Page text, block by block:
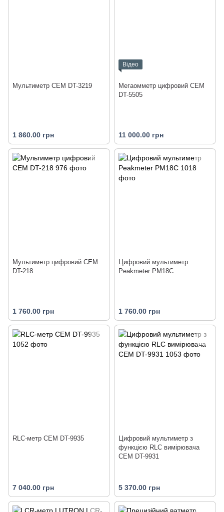
Мультиметр CEM DT-3219
1 860.00 грн
Відео
Мегаомметр цифровий CEM
DT-5505
11 000.00 грн
Мультиметр цифровий CEM
DT-218
1 760.00 грн
Цифровий мультиметр
Peakmeter PM18C
1 760.00 грн
RLC-метр CEM DT-9935
7 040.00 грн
Цифровий мультиметр з
функцією RLC вимірювача
СЕМ DT-9931
5 370.00 грн